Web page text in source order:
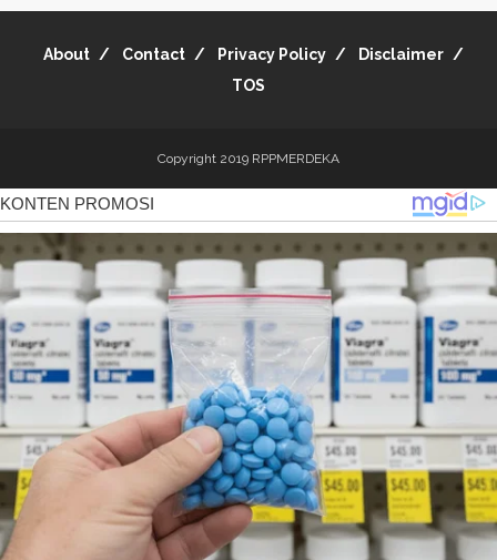
About Contact Privacy Policy
Disclaimer
TOS
Copyright 2019 RPPMERDEKA